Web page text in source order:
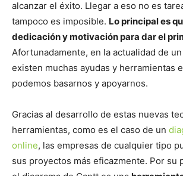
alcanzar el éxito. Llegar a eso no es
tampoco es imposible. Lo principal es
dedicación y motivación para dar el
Afortunadamente, en la actualidad de
existen muchas ayudas y herramientas
podemos basarnos y apoyarnos.
Gracias al desarrollo de estas nuevas
herramientas, como es el caso de un
online, las empresas de cualquier tipo
sus proyectos más eficazmente. Por su